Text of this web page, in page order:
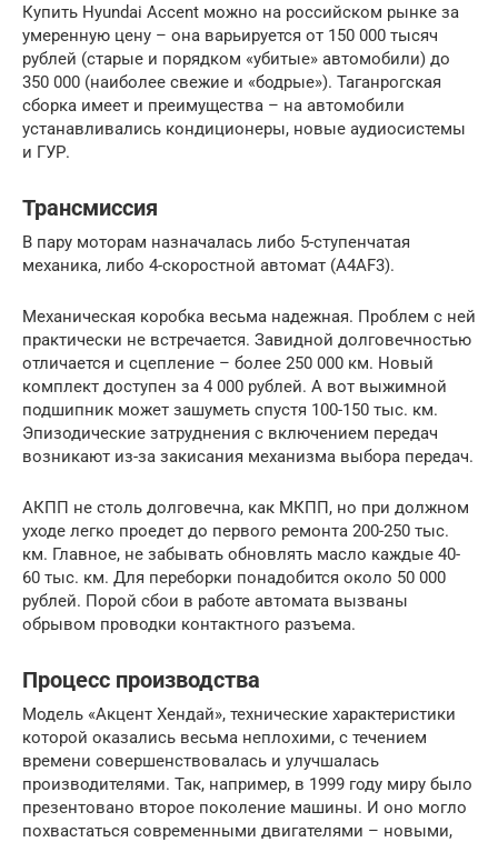
Купить Hyundai Accent можно на российском рынке за
умеренную цену ­– она варьируется от 150 000 тысяч
рублей (старые и порядком «убитые» автомобили) до
350 000 (наиболее свежие и «бодрые»). Таганрогская
сборка имеет и преимущества – на автомобили
устанавливались кондиционеры, новые аудиосистемы
и ГУР.
Трансмиссия
В пару моторам назначалась либо 5-ступенчатая
механика, либо 4-скоростной автомат (A4AF3).
Механическая коробка весьма надежная. Проблем с ней
практически не встречается. Завидной долговечностью
отличается и сцепление – более 250 000 км. Новый
комплект доступен за 4 000 рублей. А вот выжимной
подшипник может зашуметь спустя 100-150 тыс. км.
Эпизодические затруднения с включением передач
возникают из-за закисания механизма выбора передач.
АКПП не столь долговечна, как МКПП, но при должном
уходе легко проедет до первого ремонта 200-250 тыс.
км. Главное, не забывать обновлять масло каждые 40-
60 тыс. км. Для переборки понадобится около 50 000
рублей. Порой сбои в работе автомата вызваны
обрывом проводки контактного разъема.
Процесс производства
Модель «Акцент Хендай», технические характеристики
которой оказались весьма неплохими, с течением
времени совершенствовалась и улучшалась
производителями. Так, например, в 1999 году миру было
презентовано второе поколение машины. И оно могло
похвастаться современными двигателями – новыми,